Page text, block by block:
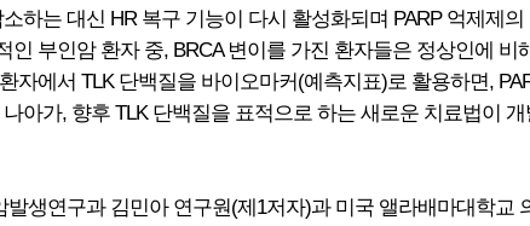
하는 대신 HR 복구 기능이 다시 활성화되며 PARP 억제제
인 부인암 환자 중, BRCA 변이를 가진 환자들은 정상인에
자에서 TLK 단백질을 바이오마커(예측지표)로 활용하면,
아가, 향후 TLK 단백질을 표적으로 하는 새로운 치료법이
생연구과 김민아 연구원(제1저자)과 미국 앨라배마대학교